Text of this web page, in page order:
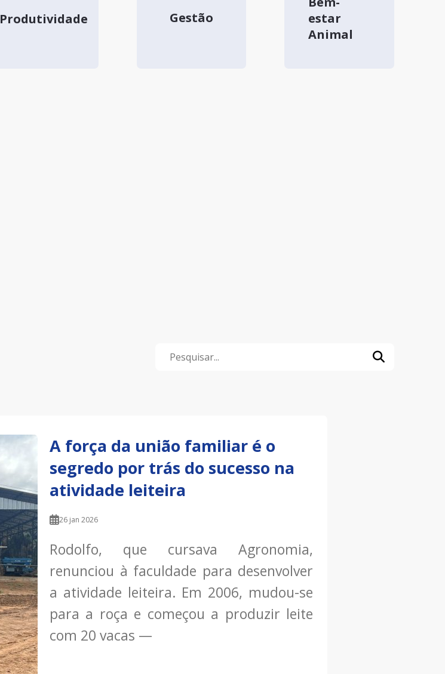
Produtividade Gestão
estar
Animal
A força da união familiar é o
segredo por trás do sucesso na
atividade leiteira
26 jan 2026
Rodolfo, que cursava Agronomia,
renunciou à faculdade para desenvolver
a atividade leiteira. Em 2006, mudou-se
para a roça e começou a produzir leite
com 20 vacas —